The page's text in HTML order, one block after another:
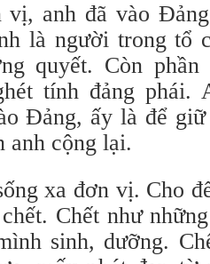
vị, anh đã vào
là người trong tổ
quyết. Còn phần
tính đảng phái.
Đảng, ấy là để
anh cộng lại.
xa đơn vị. Cho
Chết như
sinh, dưỡng.